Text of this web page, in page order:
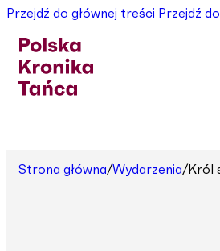
Przejdź do głównej treści Przejdź
Strona główna/Wydarzenia/Król